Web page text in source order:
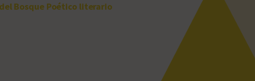
Bosque Poético literario